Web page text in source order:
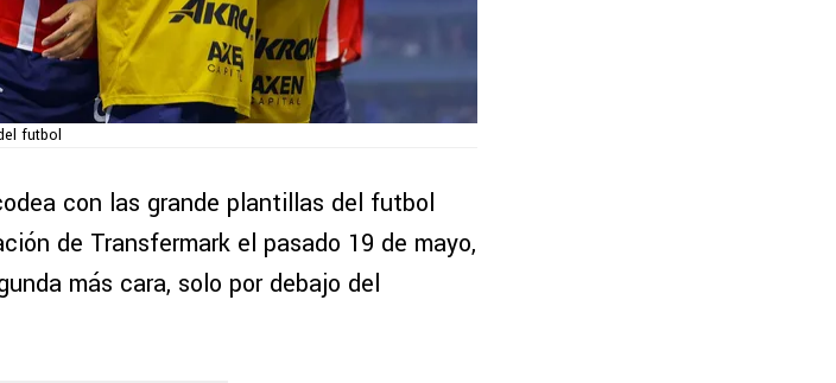
futbol
con las grande plantillas del futbol
de Transfermark el pasado 19 de mayo,
más cara, solo por debajo del